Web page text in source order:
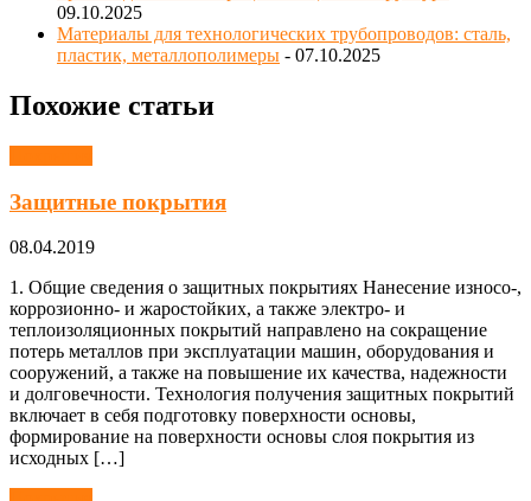
09.10.2025
Материалы для технологических трубопроводов: сталь,
пластик, металлополимеры - 07.10.2025
Похожие статьи
Защитные покрытия
08.04.2019
1. Общие сведения о защитных покрытиях Нанесение износо-,
коррозионно- и жаростойких, а также электро- и
теплоизоляционных покрытий направлено на сокращение
потерь металлов при эксплуатации машин, оборудования и
сооружений, а также на повышение их качества, надежности
и долговечности. Технология получения защитных покрытий
включает в себя подготовку поверхности основы,
формирование на поверхности основы слоя покрытия из
исходных […]